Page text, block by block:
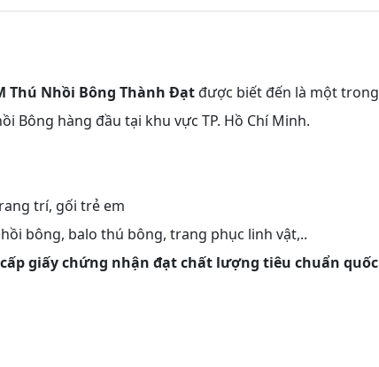
Thú Nhồi Bông Thành Đạtđược biết đến là một trong
Bông hàng đầu tại khu vực TP. Hồ Chí Minh.
trí, gối trẻ em
bông, balo thú bông, trang phục linh vật,..
giấy chứng nhận đạt chất lượng tiêu chuẩn quốc